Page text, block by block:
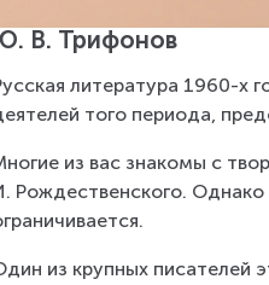
В. Трифонов
литература 1960-х
того периода,
из вас знакомы с
Рождественского.
из крупных писателей